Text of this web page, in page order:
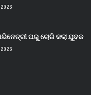
ଘରୁ ଚୋରି କଲା ଯୁବକ